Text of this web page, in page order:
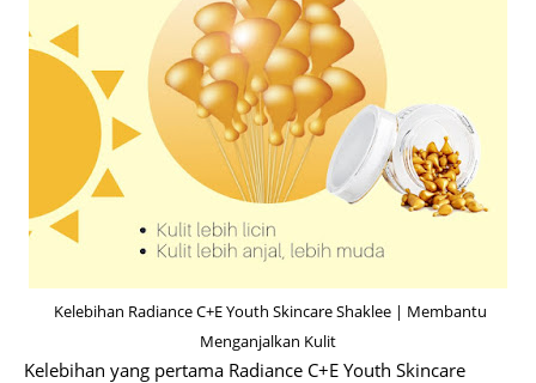
Kelebihan Radiance C+E Youth Skincare Shaklee | Membantu
Menganjalkan Kulit
Kelebihan yang pertama Radiance C+E Youth Skincare